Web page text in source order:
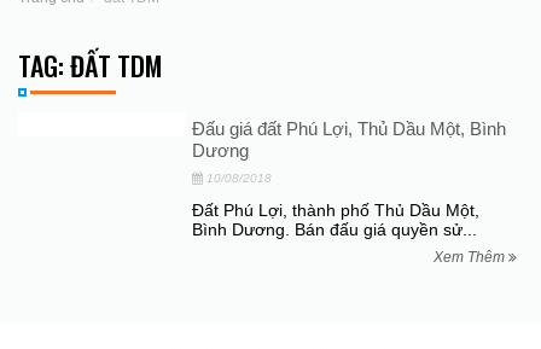
TAG: ĐẤT TDM
Đấu giá đất Phú Lợi, Thủ Dầu Một, Bình
Dương
10/08/2018
Đất Phú Lợi, thành phố Thủ Dầu Một,
Bình Dương. Bán đấu giá quyền sử...
Xem Thêm